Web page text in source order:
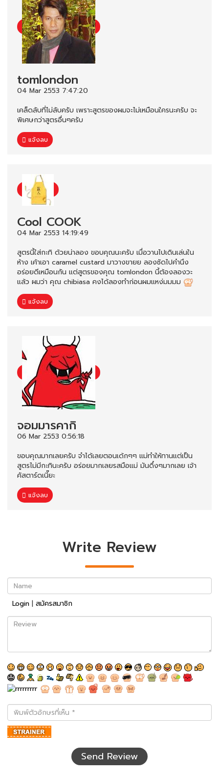
tomlondon
04 Mar 2553 7:47:20
เคล็ดลับที่ไม่ลับครับ เพราะสูตรของผมจะไม่เหมือนใครนะครับ จะ
พิเศษกว่าสูตรอื่นๆครับ
แจ้งลบ
Cool COOK
04 Mar 2553 14:19:49
สูตรนี้ใส่กะทิ ด้วยน่าลอง ขอบคุณนะครับ เมื่อวานไปเดินเล่นใน
ห้าง เค้าเอา caramel custard มาวางขายย ลองซัดไปคำนึง
อร่อยดีเหมือนกัน แต่สูตรของคุณ tomlondon นี้ต้องลองวะ
แล้ว ผมว่า คุณ chibiasa คงได้ลองทำก่อนผมแหง่มมมม
แจ้งลบ
จอมมารคากิ
06 Mar 2553 0:56:18
ขอบคุณมากเลยครับ จำได้เลยตอนเด้กๆๆ แม่ทำให้ทานแต่เป็น
สูตรไม่มีกะทินะครับ อร่อยมากเลยรสมือแม่ มันดึ๋งๆมากเลย เจ้า
คัสตาร์ดเนี๊ยะ
แจ้งลบ
Write Review
Name
Login | สมัครสมาชิก
Review
พิมพ์
ตัว
อักษร
ที่
Send Review